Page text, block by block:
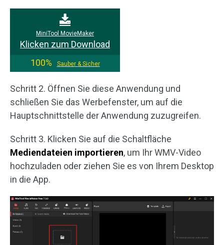
MiniTool MovieMaker
Klicken zum Download
100%
Sauber & Sicher
Schritt 2. Öffnen Sie diese Anwendung und
schließen Sie das Werbefenster, um auf die
Hauptschnittstelle der Anwendung zuzugreifen.
Schritt 3. Klicken Sie auf die Schaltfläche
Mediendateien importieren, um Ihr WMV-Video
hochzuladen oder ziehen Sie es von Ihrem Desktop
in die App.